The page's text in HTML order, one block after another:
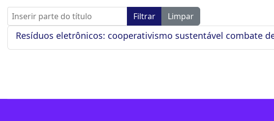
Inserir parte do título Filtrar Limpar
Resíduos eletrônicos: cooperativismo sustentável combate